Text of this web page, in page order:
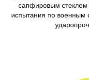
сапфировым
испытания по военным